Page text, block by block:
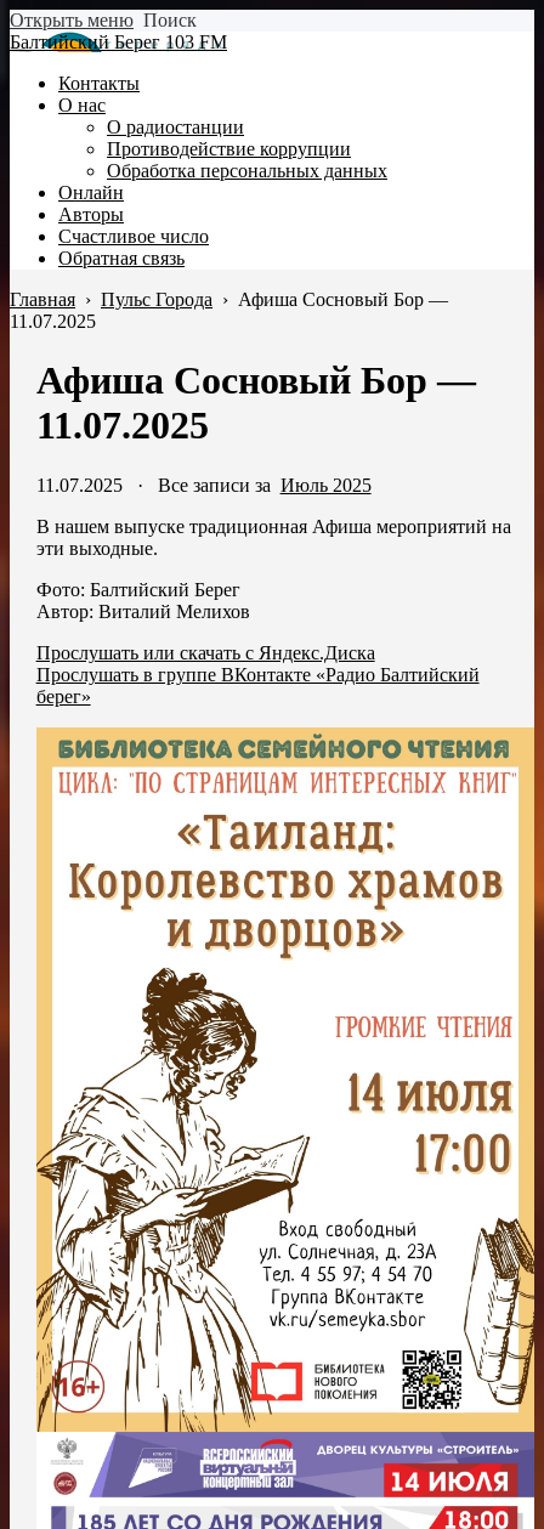
Открыть меню Поиск
Балтийский Берег 103 FM
Контакты
О нас
О радиостанции
Противодействие коррупции
Обработка персональных данных
Онлайн
Авторы
Счастливое число
Обратная связь
Главная › Пульс Города › Афиша Сосновый Бор —
11.07.2025
Афиша Сосновый Бор —
11.07.2025
11.07.2025· Все записи за Июль 2025
В нашем выпуске традиционная Афиша мероприятий на
эти выходные.
Фото: Балтийский Берег
Автор: Виталий Мелихов
Прослушать или скачать с Яндекс.Диска
Прослушать в группе ВКонтакте «Радио Балтийский
берег»